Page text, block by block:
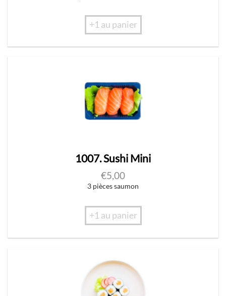
+1 au panier
1007. Sushi Mini
€5,00
3 pièces saumon
+1 au panier